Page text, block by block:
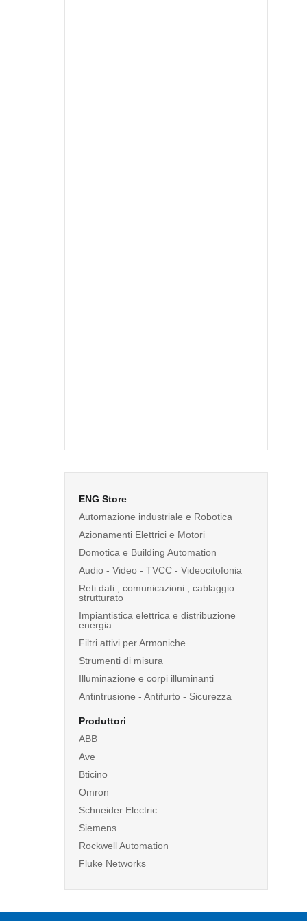
ENG Store
Automazione industriale e Robotica
Azionamenti Elettrici e Motori
Domotica e Building Automation
Audio - Video - TVCC - Videocitofonia
Reti dati , comunicazioni , cablaggio
strutturato
Impiantistica elettrica e distribuzione
energia
Filtri attivi per Armoniche
Strumenti di misura
Illuminazione e corpi illuminanti
Antintrusione - Antifurto - Sicurezza
Produttori
ABB
Ave
Bticino
Omron
Schneider Electric
Siemens
Rockwell Automation
Fluke Networks